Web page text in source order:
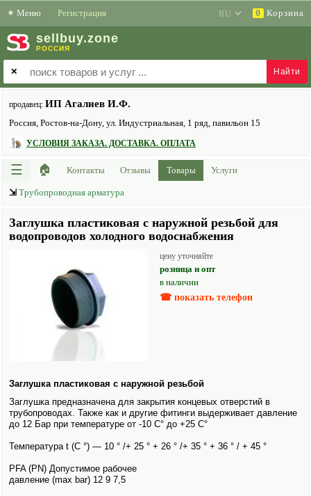
✶ Меню Регистрация 0 Корзина
sell buy.zone
РОССИЯ
✕
продавец: ИП Агалиев И.Ф.
Россия, Ростов-на-Дону, ул. Индустриальная, 1 ряд, павильон 15
УСЛОВИЯ ЗАКАЗА. ДОСТАВКА. ОПЛАТА
☰ 🏠 Контакты Отзывы Товары Услуги
⇲ Трубопроводная арматура
Заглушка пластиковая с наружной резьбой для
водопроводов холодного водоснабжения
цену уточняйте
розница и опт
в наличии
☎ показать телефон
Заглушка пластиковая с наружной резьбой
Заглушка предназна­чена для закрытия концевых отверстий в
трубопроводах. Также как и другие фитинги выдерживает давление
до 12 Бар при температуре от -10 C° до +25 C°
Температура t (C °) — 10 ° /+ 25 ° + 26 ° /+ 35 ° + 36 ° / + 45 °
PFA (PN) Допустимое рабочее
давление (max bar) 12 9 7,5